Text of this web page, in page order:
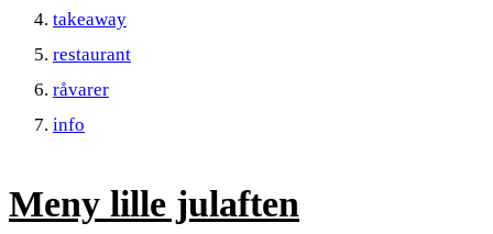
takeaway
restaurant
råvarer
info
Meny lille julaften